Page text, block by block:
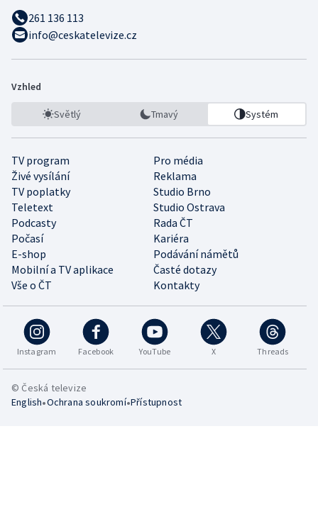
261 136 113
info@ceskatelevize.cz
Vzhled
Světlý Tmavý Systém
TV program
Pro média
Živé vysílání
Reklama
TV poplatky
Studio Brno
Teletext
Studio Ostrava
Podcasty
Rada ČT
Počasí
Kariéra
E-shop
Podávání námětů
Mobilní a TV aplikace
Časté dotazy
Vše o ČT
Kontakty
Instagram Facebook YouTube X Threads
© Česká televize
English•Ochrana soukromí•Přístupnost